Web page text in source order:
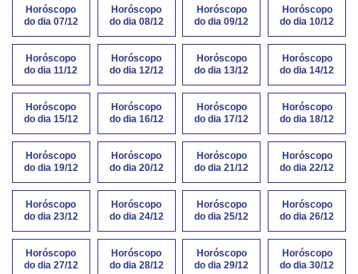
Horóscopo
do dia 07/12
Horóscopo
do dia 08/12
Horóscopo
do dia 09/12
Horóscopo
do dia 10/12
Horóscopo
do dia 11/12
Horóscopo
do dia 12/12
Horóscopo
do dia 13/12
Horóscopo
do dia 14/12
Horóscopo
do dia 15/12
Horóscopo
do dia 16/12
Horóscopo
do dia 17/12
Horóscopo
do dia 18/12
Horóscopo
do dia 19/12
Horóscopo
do dia 20/12
Horóscopo
do dia 21/12
Horóscopo
do dia 22/12
Horóscopo
do dia 23/12
Horóscopo
do dia 24/12
Horóscopo
do dia 25/12
Horóscopo
do dia 26/12
Horóscopo
do dia 27/12
Horóscopo
do dia 28/12
Horóscopo
do dia 29/12
Horóscopo
do dia 30/12